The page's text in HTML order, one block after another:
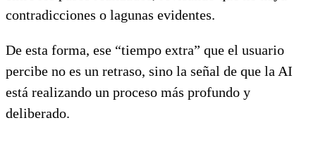
contradicciones o lagunas evidentes.
De esta forma, ese “tiempo extra” que el usuario
percibe no es un retraso, sino la señal de que la AI
está realizando un proceso más profundo y
deliberado.